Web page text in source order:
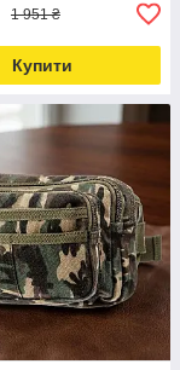
1 951 ₴
Купити